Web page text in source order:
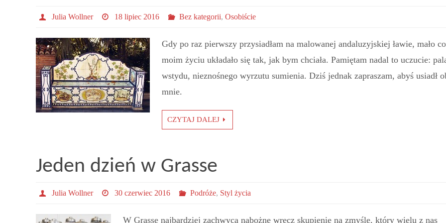
Julia Wollner 18 lipiec 2016 Bez kategorii,Osobiście
Gdy po raz pierwszy przysiadłam na malowanej andaluzyjskiej ławie, mało
moim życiu układało się tak, jak bym chciała. Pamiętam nadal to uczucie:
wstydu, nieznośnego wyrzutu sumienia. Dziś jednak zapraszam, abyś usiadł
mnie.
CZYTAJ DALEJ
Jeden dzień w Grasse
Julia Wollner 30 czerwiec 2016 Podróże, Styl życia
W Grasse najbardziej zachwyca nabożne wręcz skupienie na zmyśle, który wielu z nas